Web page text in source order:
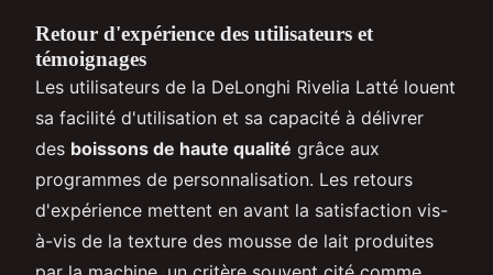
Retour d'expérience des utilisateurs et
témoignages
Les utilisateurs de la DeLonghi Rivelia Latté louent
sa facilité d'utilisation et sa capacité à délivrer
des boissons de haute qualité grâce aux
programmes de personnalisation. Les retours
d'expérience mettent en avant la satisfaction vis-
à-vis de la texture des mousse de lait produites